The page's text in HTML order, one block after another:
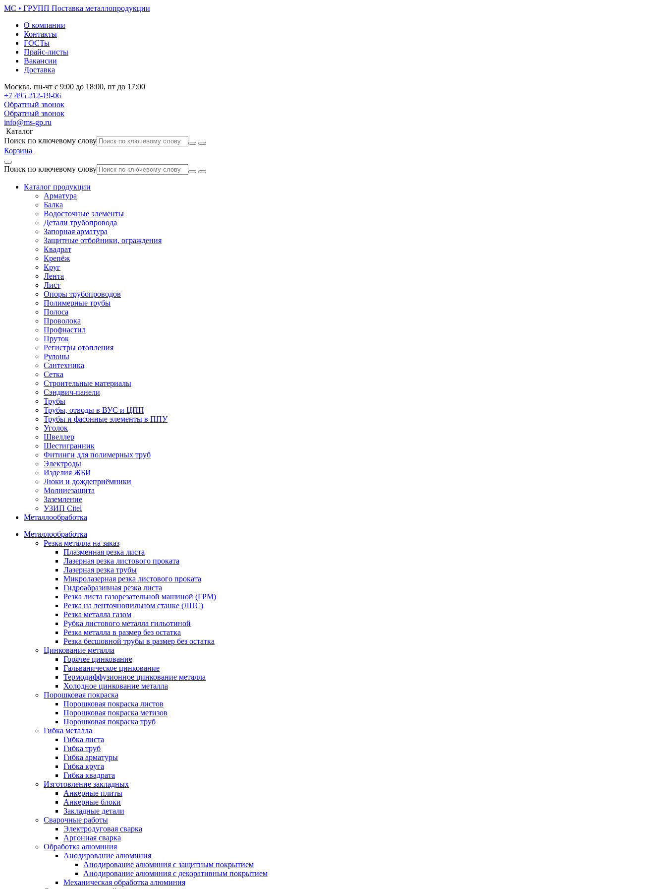
МС • ГРУПП Поставка металлопродукции
О компании
Контакты
ГОСТы
Прайс-листы
Вакансии
Доставка
Москва, пн-чт с 9:00 до 18:00, пт до 17:00
+7 495 212-19-06
Обратный звонок
Обратный звонок
info@ms-gp.ru
Каталог
Поиск по ключевому слову
Корзина
Поиск по ключевому слову
Каталог продукции
Арматура
Балка
Водосточные элементы
Детали трубопровода
Запорная арматура
Защитные отбойники, ограждения
Квадрат
Крепёж
Круг
Лента
Лист
Опоры трубопроводов
Полимерные трубы
Полоса
Проволока
Профнастил
Пруток
Регистры отопления
Рулоны
Сантехника
Сетка
Строительные материалы
Сэндвич-панели
Трубы
Трубы, отводы в ВУС и ЦПП
Трубы и фасонные элементы в ППУ
Уголок
Швеллер
Шестигранник
Фитинги для полимерных труб
Электроды
Изделия ЖБИ
Люки и дождеприёмники
Молниезащита
Заземление
УЗИП Citel
Металлообработка
Металлообработка
Резка металла на заказ
Плазменная резка листа
Лазерная резка листового проката
Лазерная резка трубы
Микролазерная резка листового проката
Гидроабразивная резка листа
Резка листа газорезательной машиной (ГРМ)
Резка на ленточнопильном станке (ЛПС)
Резка металла газом
Рубка листового металла гильотиной
Резка металла в размер без остатка
Резка бесшовной трубы в размер без остатка
Цинкование металла
Горячее цинкование
Гальваническое цинкование
Термодиффузионное цинкование металла
Холодное цинкование металла
Порошковая покраска
Порошковая покраска листов
Порошковая покраска метизов
Порошковая покраска труб
Гибка металла
Гибка листа
Гибка труб
Гибка арматуры
Гибка круга
Гибка квадрата
Изготовление закладных
Анкерные плиты
Анкерные блоки
Закладные детали
Сварочные работы
Электродуговая сварка
Аргонная сварка
Обработка алюминия
Анодирование алюминия
Анодирование алюминия с защитным покрытием
Анодирование алюминия с декоративным покрытием
Механическая обработка алюминия